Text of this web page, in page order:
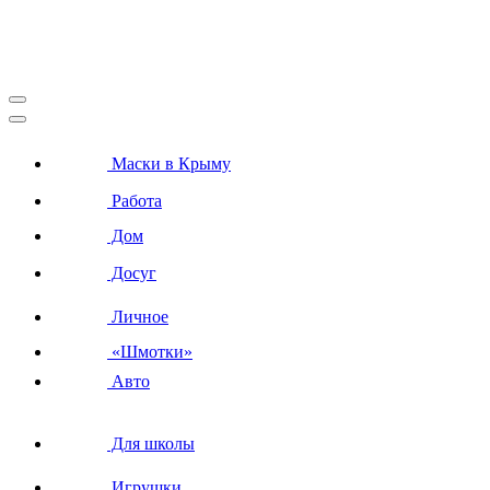
Маски в Крыму
Работа
Дом
Досуг
Личное
«Шмотки»
Авто
Для школы